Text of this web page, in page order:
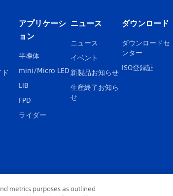
アプリケーシ
ョン
半導体
mini/Micro LED
LIB
FPD
ライダー
ニュース
ニュース
イベント
新製品お知らせ
生産終了お知ら
せ
ダウンロード
ダウンロードセ
ンター
ISO登録証
metrics purposes as outlined